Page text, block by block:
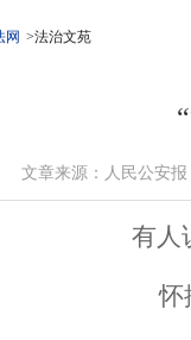
网 >法治文苑
文章来源：人民公安
有人
怀